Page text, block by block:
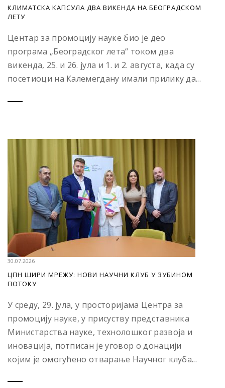
КЛИМАТСКА КАПСУЛА ДВА ВИКЕНДА НА БЕОГРАДСКОМ
ЛЕТУ
Центар за промоцију науке био је део
програма „Београдског лета“ током два
викенда, 25. и 26. јула и 1. и 2. августа, када су
посетиоци на Калемегдану имали прилику да...
30.07.2026
ЦПН ШИРИ МРЕЖУ: НОВИ НАУЧНИ КЛУБ У ЗУБИНОМ
ПОТОКУ
У среду, 29. јула, у просторијама Центра за
промоцију науке, у присуству представника
Министарства науке, технолошког развоја и
иновација, потписан је уговор о донацији
којим је омогућено отварање Научног клуба...